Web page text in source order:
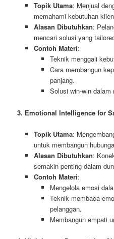
Topik Utama: Menjual
memahami kebutuhan
Alasan Dibutuhkan:
mencari solusi yang
Contoh Materi:
Teknik menggali
Cara membangun
panjang.
Solusi win-win dalam
3. Emotional Intelligence for
Topik Utama:
untuk membangun
Alasan Dibutuhkan:
semakin penting dalam
Contoh Materi:
Mengelola emosi
Teknik membaca
pelanggan.
Membangun empati